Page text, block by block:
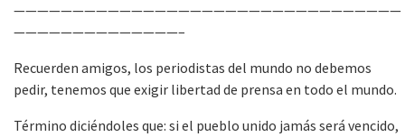
—————————————————————————————————
——————————————–
Recuerden amigos, los periodistas del mundo no debemos
pedir, tenemos que exigir libertad de prensa en todo el mundo.
Término diciéndoles que: si el pueblo unido jamás será vencido,